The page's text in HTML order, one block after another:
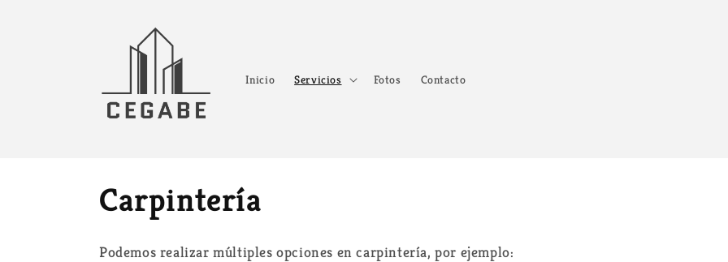
Inicio Servicios Fotos Contacto
C
o
Carpintería
Podemos realizar múltiples opciones en carpintería, por ejemplo: